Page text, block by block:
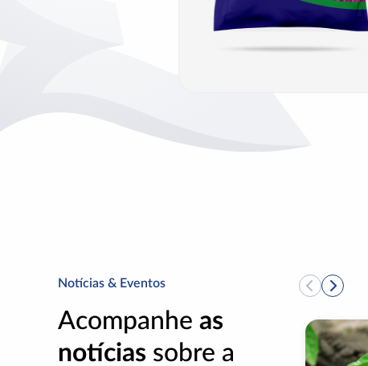
Notícias & Eventos
Acompanhe as
notícias sobre a